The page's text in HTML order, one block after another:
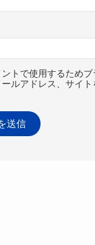
トで使用するため
ルアドレス、サイト